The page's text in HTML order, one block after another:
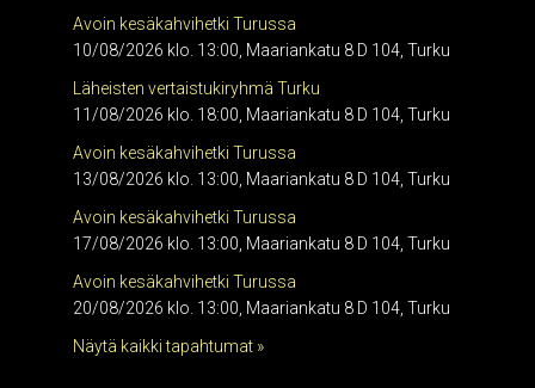
Avoin kesäkahvihetki Turussa
10/08/2026 klo. 13:00, Maariankatu 8 D 104, Turku
Läheisten vertaistukiryhmä Turku
11/08/2026 klo. 18:00, Maariankatu 8 D 104, Turku
Avoin kesäkahvihetki Turussa
13/08/2026 klo. 13:00, Maariankatu 8 D 104, Turku
Avoin kesäkahvihetki Turussa
17/08/2026 klo. 13:00, Maariankatu 8 D 104, Turku
Avoin kesäkahvihetki Turussa
20/08/2026 klo. 13:00, Maariankatu 8 D 104, Turku
Näytä kaikki tapahtumat »